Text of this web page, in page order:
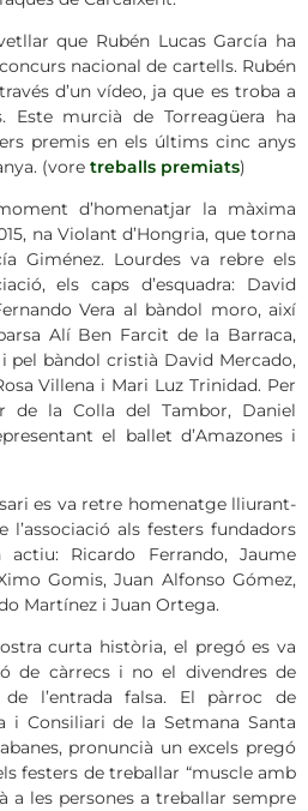
que Rubén Lucas García ha
nacional de cartells. Rubén
d’un vídeo, ja que es troba a
Este murcià de Torreagüera ha
premis en els últims cinc anys
(vore treballs premiats)
d’homenatjar la màxima
na Violant d’Hongria, que torna
Giménez. Lourdes va rebre els
els caps d’esquadra: David
Vera al bàndol moro, així
Alí Ben Farcit de la Barraca,
pel bàndol cristià David Mercado,
Villena i Mari Luz Trinidad. Per
de la Colla del Tambor, Daniel
el ballet d’Amazones i
es va retre homenatge lliurant-
l’associació als festers fundadors
Ricardo Ferrando, Jaume
Gomis, Juan Alfonso Gómez,
Martínez i Juan Ortega.
curta història, el pregó es va
de càrrecs i no el divendres de
l’entrada falsa. El pàrroc de
i Consiliari de la Setmana Santa
pronuncià un excels pregó
festers de treballar “muscle amb
a les persones a treballar sempre